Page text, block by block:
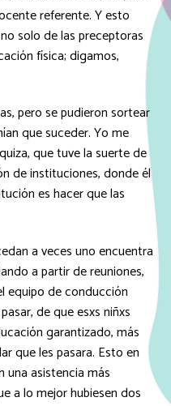
referente. Y esto
solo de las preceptoras
física; digamos,
pero se pudieron sortear
que suceder. Yo me
que tuve la suerte de
de instituciones, donde él
es hacer que las
a veces uno encuentra
a partir de reuniones,
equipo de conducción
de que esxs niñxs
garantizado, más
que les pasara. Esto en
una asistencia más
a lo mejor hubiesen dos